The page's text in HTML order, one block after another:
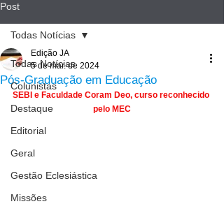
Post
Todas Notícias
Colunistas
Destaque
Editorial
Geral
Gestão Eclesiástica
Missões
Todas Notícias
Pós-Graduação em Educação
Edição JA
5 de mar. de 2024
SEBI e Faculdade Coram Deo, curso reconhecido
pelo MEC